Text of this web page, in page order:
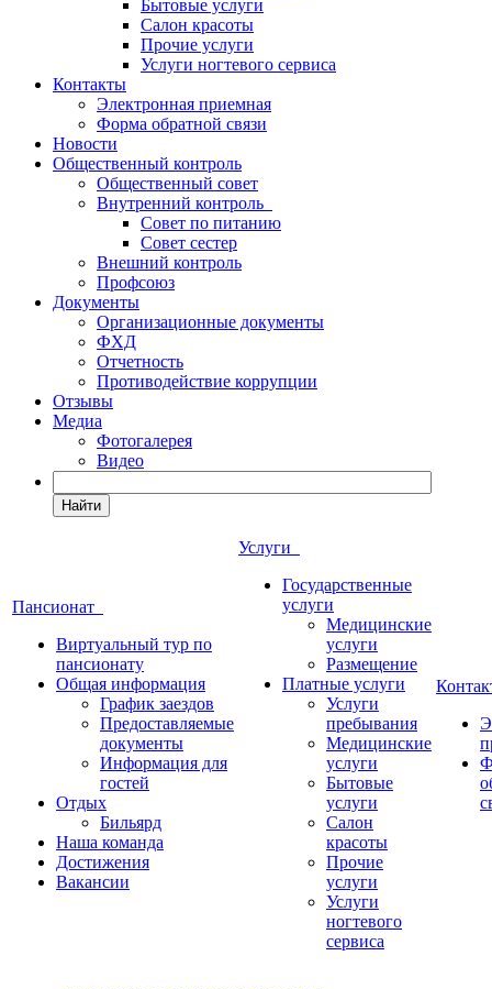
Бытовые услуги
Салон красоты
Прочие услуги
Услуги ногтевого сервиса
Контакты
Электронная приемная
Форма обратной связи
Новости
Общественный контроль
Общественный совет
Внутренний контроль
Совет по питанию
Совет сестер
Внешний контроль
Профсоюз
Документы
Организационные документы
ФХД
Отчетность
Противодействие коррупции
Отзывы
Медиа
Фотогалерея
Видео
Найти
Пансионат
Виртуальный тур по
пансионату
Общая информация
График заездов
Предоставляемые
документы
Информация для
гостей
Отдых
Бильярд
Наша команда
Достижения
Вакансии
Услуги
Государственные
услуги
Медицинские
услуги
Размещение
Платные услуги
Услуги
пребывания
Медицинские
услуги
Бытовые
услуги
Салон
красоты
Прочие
услуги
Услуги
ногтевого
сервиса